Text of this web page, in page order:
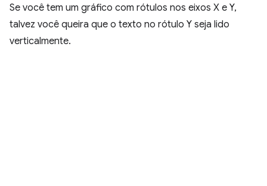
Se você tem um gráfico com rótulos nos eixos X e Y,
talvez você queira que o texto no rótulo Y seja lido
verticalmente.